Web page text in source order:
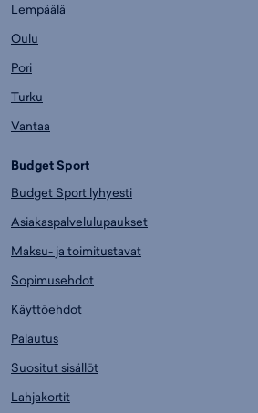
Lempäälä
Oulu
Pori
Turku
Vantaa
Budget Sport
Budget Sport lyhyesti
Asiakaspalvelulupaukset
Maksu- ja toimitustavat
Sopimusehdot
Käyttöehdot
Palautus
Suositut sisällöt
Lahjakortit